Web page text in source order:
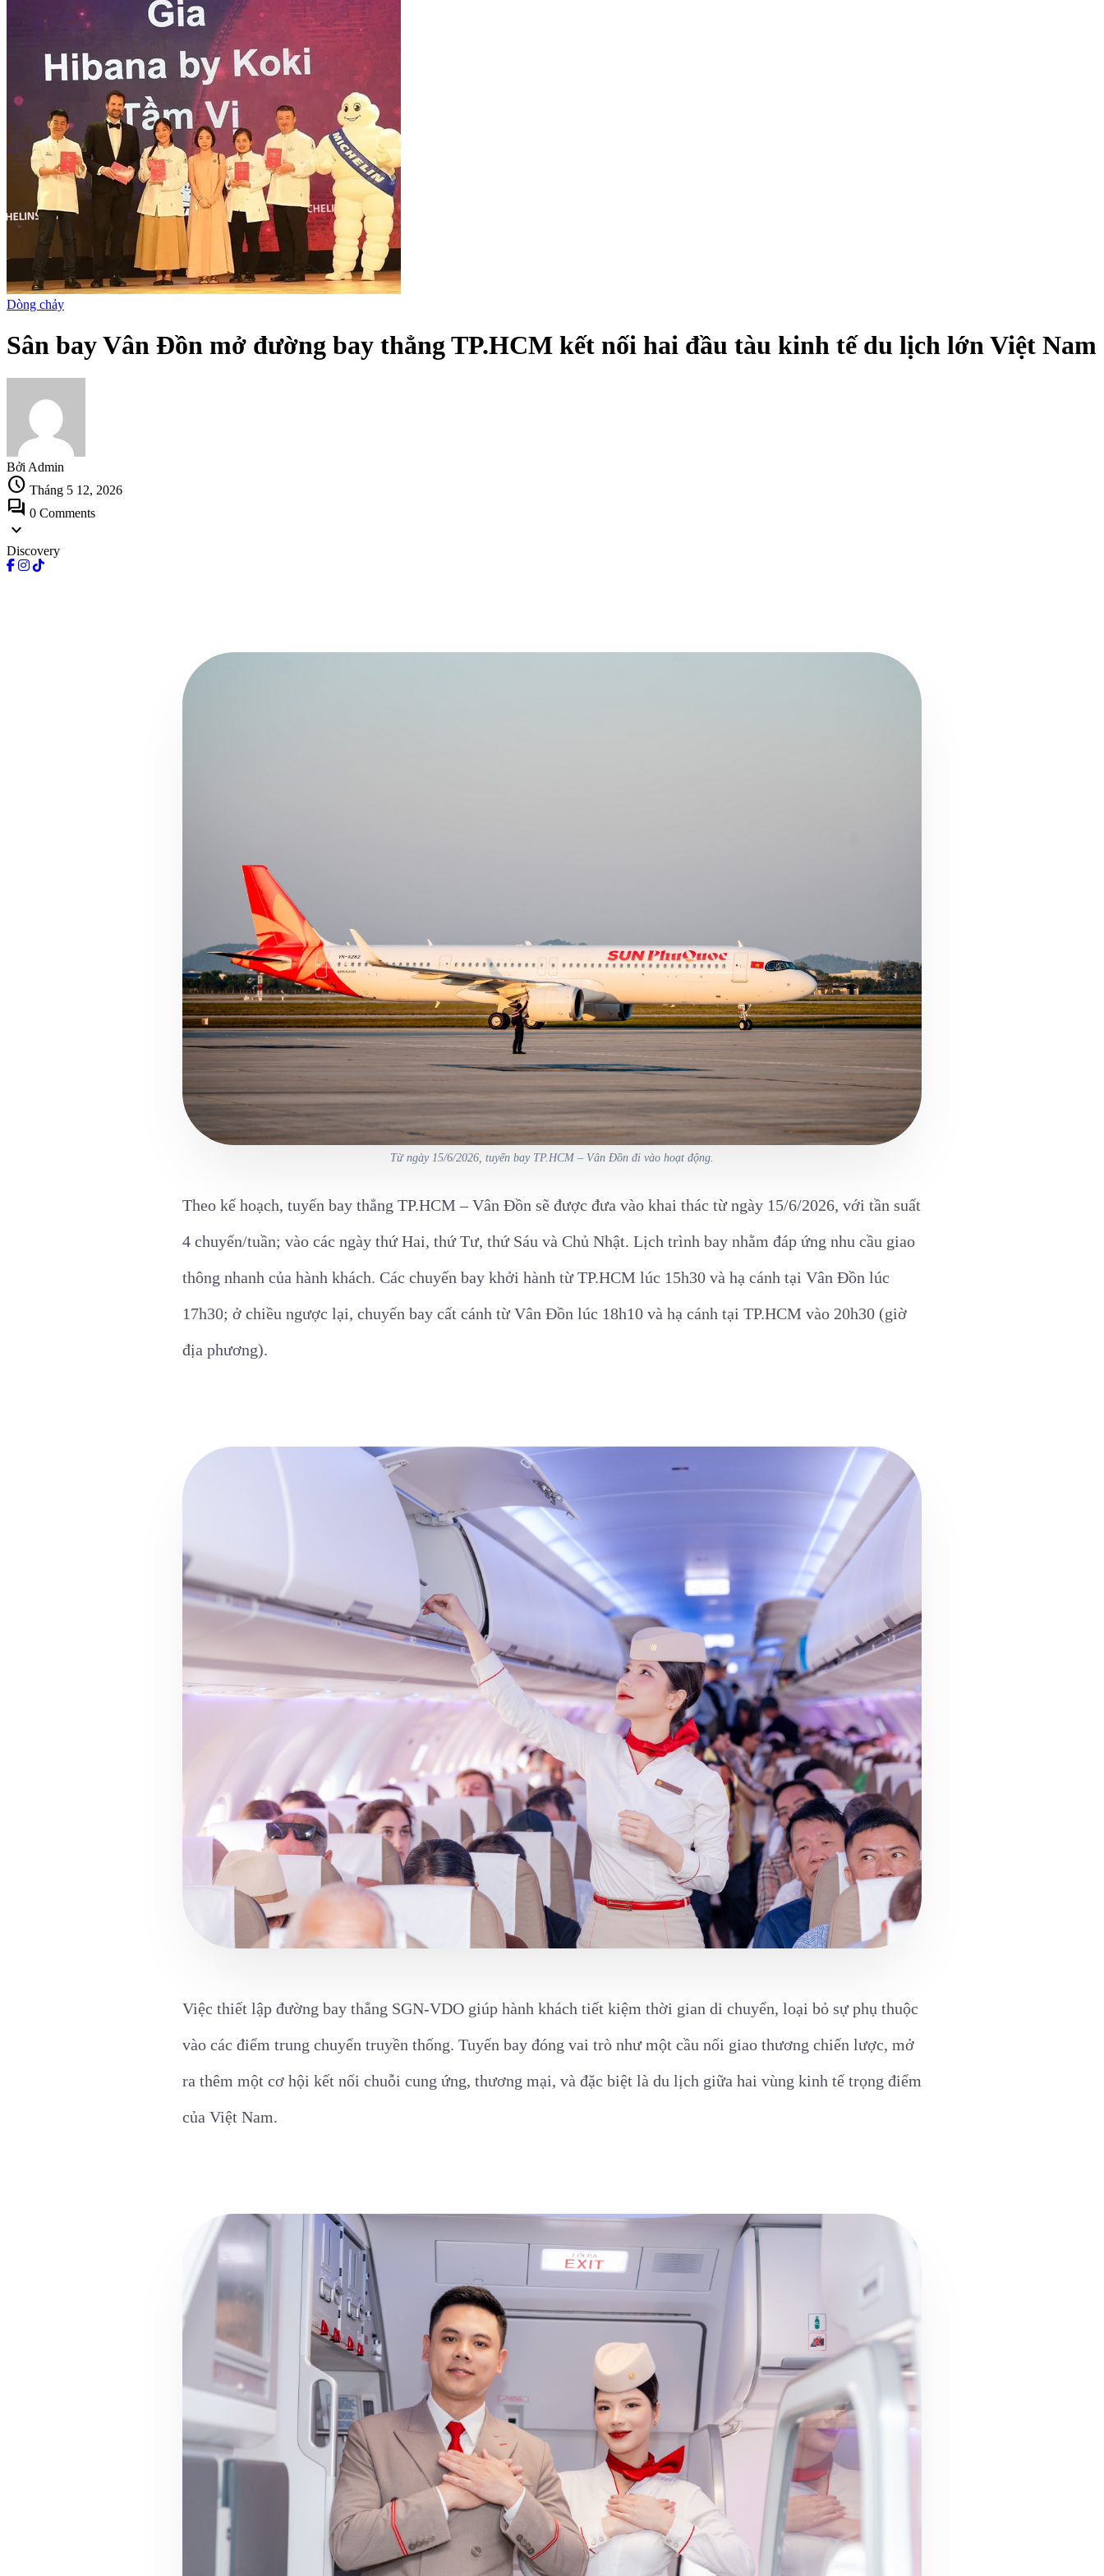
Dòng chảy
Sân bay Vân Đồn mở đường bay thẳng TP.HCM kết nối hai đầu tàu kinh tế du lịch lớn Việt Nam
Bởi Admin
schedule Tháng 5 12, 2026
forum 0 Comments
expand_more
Discovery
Từ ngày 15/6/2026, tuyến bay TP.HCM – Vân Đồn đi vào hoạt động.
Theo kế hoạch, tuyến bay thẳng TP.HCM – Vân Đồn sẽ được đưa vào khai thác từ ngày 15/6/2026, với tần suất
4 chuyến/tuần; vào các ngày thứ Hai, thứ Tư, thứ Sáu và Chủ Nhật. Lịch trình bay nhằm đáp ứng nhu cầu giao
thông nhanh của hành khách. Các chuyến bay khởi hành từ TP.HCM lúc 15h30 và hạ cánh tại Vân Đồn lúc
17h30; ở chiều ngược lại, chuyến bay cất cánh từ Vân Đồn lúc 18h10 và hạ cánh tại TP.HCM vào 20h30 (giờ
địa phương).
Việc thiết lập đường bay thẳng SGN-VDO giúp hành khách tiết kiệm thời gian di chuyển, loại bỏ sự phụ thuộc
vào các điểm trung chuyển truyền thống. Tuyến bay đóng vai trò như một cầu nối giao thương chiến lược, mở
ra thêm một cơ hội kết nối chuỗi cung ứng, thương mại, và đặc biệt là du lịch giữa hai vùng kinh tế trọng điểm
của Việt Nam.